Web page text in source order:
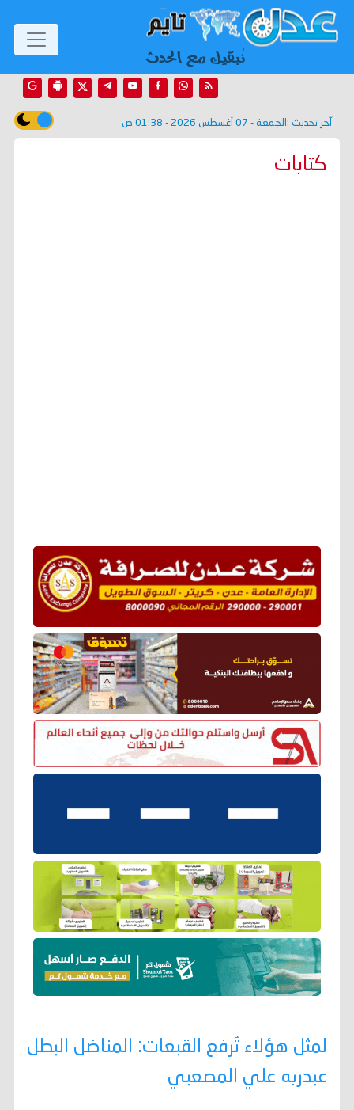
آخر تحديث : الجمعة - 07 أغسطس 2026 - 01:38 ص
كتابات
لمثل هؤلاء تُرفع القبعات: المناضل البطل
عبدربه علي المصعبي